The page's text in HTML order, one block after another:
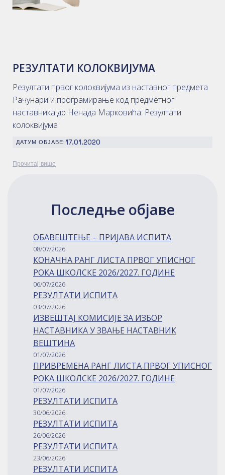
РЕЗУЛТАТИ КОЛОКВИЈУМА
Резултати првог колоквијума из наставног предмета
Рачунари и програмирање код предметног
наставника др Ненада Марковића: Резултати
колоквијума
ДАТУМ ОБЈАВЕ:17.01.2020
Прочитај више
Последње објаве
ОБАВЕШТЕЊЕ – ПРИЈАВА ИСПИТА
08/07/2026
КОНАЧНА РАНГ ЛИСТА ПРВОГ УПИСНОГ
РОКА ШКОЛСКЕ 2026/2027. ГОДИНЕ
06/07/2026
РЕЗУЛТАТИ ИСПИТА
03/07/2026
ИЗВЕШТАЈ КОМИСИЈЕ ЗА ИЗБОР
НАСТАВНИКА У ЗВАЊЕ НАСТАВНИК
ВЕШТИНА
01/07/2026
ПРИВРЕМЕНА РАНГ ЛИСТА ПРВОГ УПИСНОГ
РОКА ШКОЛСКЕ 2026/2027. ГОДИНЕ
01/07/2026
РЕЗУЛТАТИ ИСПИТА
30/06/2026
РЕЗУЛТАТИ ИСПИТА
26/06/2026
РЕЗУЛТАТИ ИСПИТА
23/06/2026
РЕЗУЛТАТИ ИСПИТА